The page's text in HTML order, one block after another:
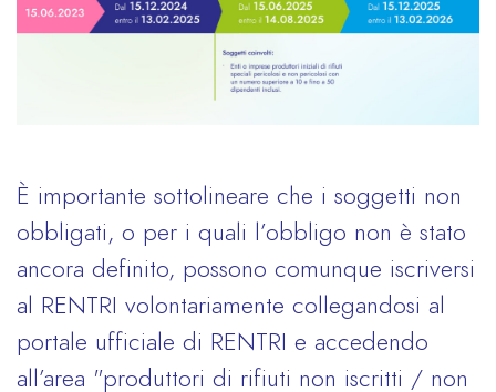
È importante sottolineare che i soggetti non
obbligati, o per i quali l’obbligo non è stato
ancora definito, possono comunque iscriversi
al RENTRI volontariamente collegandosi al
portale ufficiale di RENTRI e accedendo
all’area "produttori di rifiuti non iscritti / non